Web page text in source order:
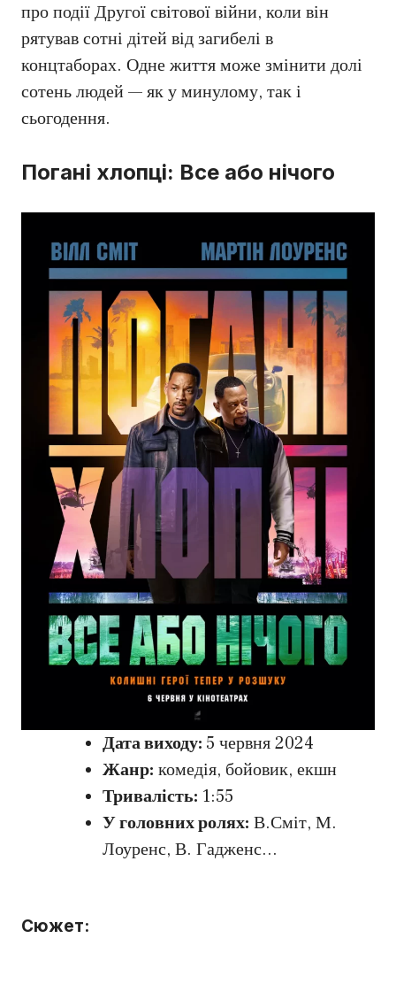
про події Другої світової війни, коли він
рятував сотні дітей від загибелі в
концтаборах. Одне життя може змінити долі
сотень людей — як у минулому, так і
сьогодення.
Погані хлопці: Все або нічого
Дата виходу: 5 червня 2024
Жанр: комедія, бойовик, екшн
Тривалість: 1:55
У головних ролях: В.Сміт, М.
Лоуренс, В. Гадженс…
Сюжет: